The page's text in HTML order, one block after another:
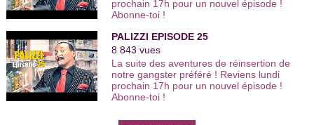
artistes et 3000 vidéos de leurs meilleurs
sketchs comiques. Viens faire l’humour
de one man show, stand up, humoristes
femmes, comiques français, duos
comiques… De l'humour noir à l'humour
sur le couple, des humoristes d'Ondar à
ceux de Vtep et du Jamel Comedy Club,
tous les nouveaux talents de l'humour
prochain 17h pour un nouvel épisode !
Abonne-toi !
PALIZZI EPISODE 25
8 843 vues
La suite des aventures de réinsertion de
notre gangster préféré ! Reviens lundi
prochain 17h pour un nouvel épisode !
Abonne-toi !